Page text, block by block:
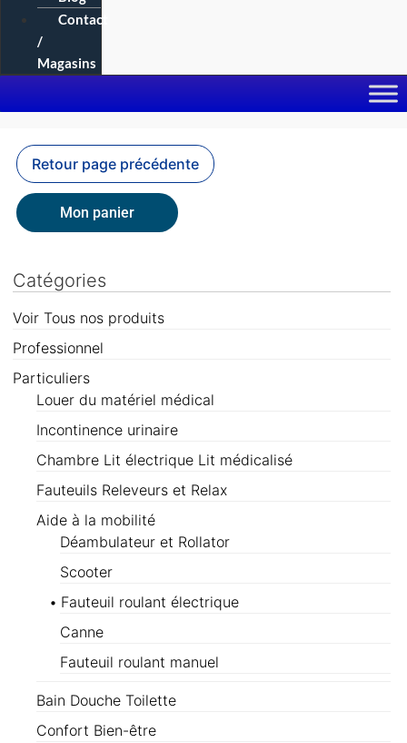
Contact
/
Magasins
Mon panier
Catégories
Voir Tous nos produits
Professionnel
Particuliers
Louer du matériel médical
Incontinence urinaire
Chambre Lit électrique Lit médicalisé
Fauteuils Releveurs et Relax
Aide à la mobilité
Déambulateur et Rollator
Scooter
Fauteuil roulant électrique
Canne
Fauteuil roulant manuel
Bain Douche Toilette
Confort Bien-être